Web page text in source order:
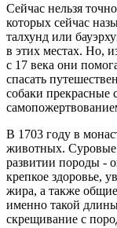
Сейчас нельзя
которых сейчас
талхунд или
в этих местах. Но,
с 17 века они
спасать
собаки
В 1703 году в
животных. Суровые
развитии породы -
крепкое здоровье,
жира, а также
именно такой
скрещивание с